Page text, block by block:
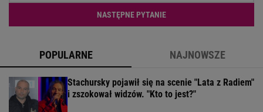
NASTĘPNE PYTANIE
POPULARNE NAJNOWSZE
Stachursky pojawił się na scenie "Lata z Radiem"
i zszokował widzów. "Kto to jest?"